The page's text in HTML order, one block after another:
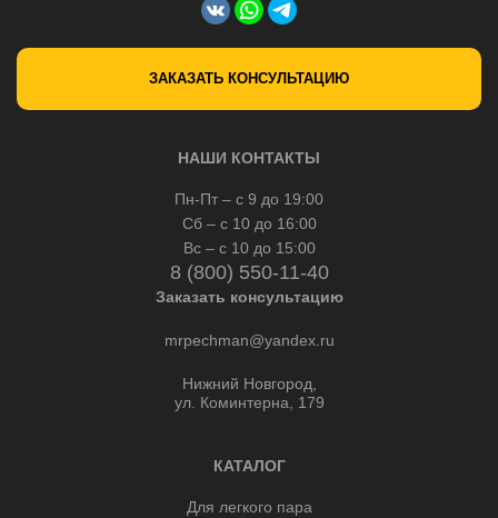
ЗАКАЗАТЬ КОНСУЛЬТАЦИЮ
НАШИ КОНТАКТЫ
Пн-Пт – с 9 до 19:00
Сб – с 10 до 16:00
Вс – с 10 до 15:00
8 (800) 550-11-40
Заказать консультацию
mrpechman@yandex.ru
Нижний Новгород,
ул. Коминтерна, 179
КАТАЛОГ
Для легкого пара